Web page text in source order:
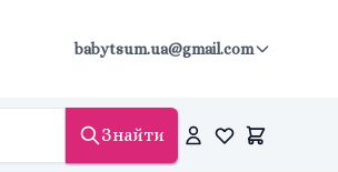
babytsum.ua@gmail.com
Знайти